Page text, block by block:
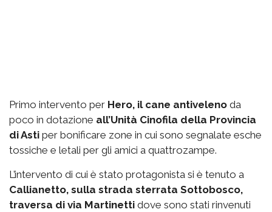
Primo intervento per Hero, il cane antiveleno da
poco in dotazione all’Unità Cinofila della Provincia
di Asti per bonificare zone in cui sono segnalate esche
tossiche e letali per gli amici a quattrozampe.
L’intervento di cui è stato protagonista si è tenuto a
Callianetto, sulla strada sterrata Sottobosco,
traversa di via Martinetti dove sono stati rinvenuti